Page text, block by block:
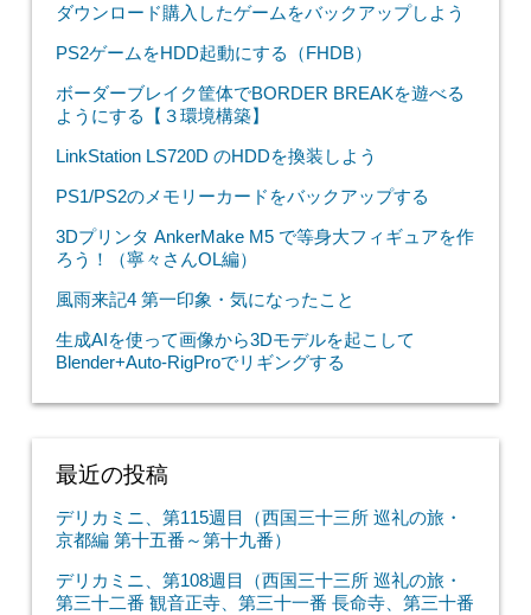
ダウンロード購入したゲームをバックアップしよう
PS2ゲームをHDD起動にする（FHDB）
ボーダーブレイク筐体でBORDER BREAKを遊べる
ようにする【３環境構築】
LinkStation LS720D のHDDを換装しよう
PS1/PS2のメモリーカードをバックアップする
3Dプリンタ AnkerMake M5 で等身大フィギュアを作
ろう！（寧々さんOL編）
風雨来記4 第一印象・気になったこと
生成AIを使って画像から3Dモデルを起こして
Blender+Auto-RigProでリギングする
最近の投稿
デリカミニ、第115週目（西国三十三所 巡礼の旅・
京都編 第十五番～第十九番）
デリカミニ、第108週目（西国三十三所 巡礼の旅・
第三十二番 観音正寺、第三十一番 長命寺、第三十番